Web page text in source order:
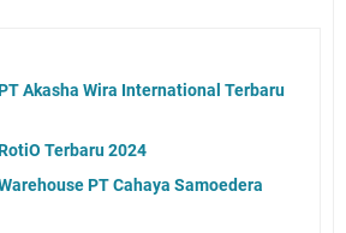
Akasha Wira International Terbaru
Terbaru 2024
PT Cahaya Samoedera